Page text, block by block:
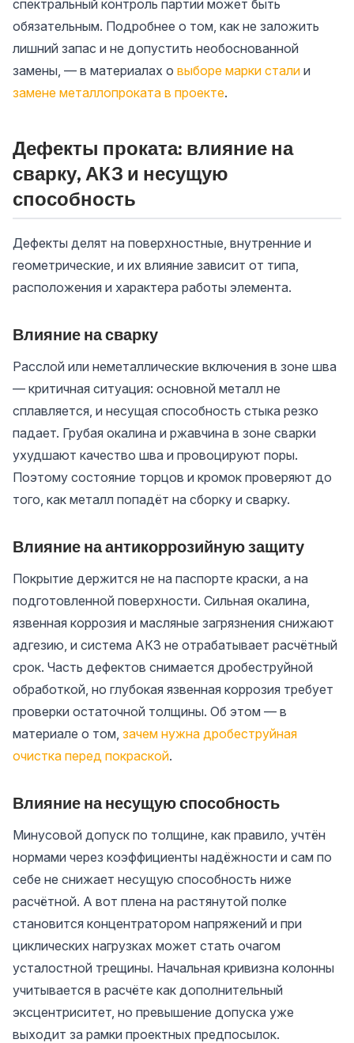
спектральный контроль партии может быть
обязательным. Подробнее о том, как не заложить
лишний запас и не допустить необоснованной
замены, — в материалах о выборе марки стали и
замене металлопроката в проекте.
Дефекты проката: влияние на
сварку, АКЗ и несущую
способность
Дефекты делят на поверхностные, внутренние и
геометрические, и их влияние зависит от типа,
расположения и характера работы элемента.
Влияние на сварку
Расслой или неметаллические включения в зоне шва
— критичная ситуация: основной металл не
сплавляется, и несущая способность стыка резко
падает. Грубая окалина и ржавчина в зоне сварки
ухудшают качество шва и провоцируют поры.
Поэтому состояние торцов и кромок проверяют до
того, как металл попадёт на сборку и сварку.
Влияние на антикоррозийную защиту
Покрытие держится не на паспорте краски, а на
подготовленной поверхности. Сильная окалина,
язвенная коррозия и масляные загрязнения снижают
адгезию, и система АКЗ не отрабатывает расчётный
срок. Часть дефектов снимается дробеструйной
обработкой, но глубокая язвенная коррозия требует
проверки остаточной толщины. Об этом — в
материале о том, зачем нужна дробеструйная
очистка перед покраской.
Влияние на несущую способность
Минусовой допуск по толщине, как правило, учтён
нормами через коэффициенты надёжности и сам по
себе не снижает несущую способность ниже
расчётной. А вот плена на растянутой полке
становится концентратором напряжений и при
циклических нагрузках может стать очагом
усталостной трещины. Начальная кривизна колонны
учитывается в расчёте как дополнительный
эксцентриситет, но превышение допуска уже
выходит за рамки проектных предпосылок.